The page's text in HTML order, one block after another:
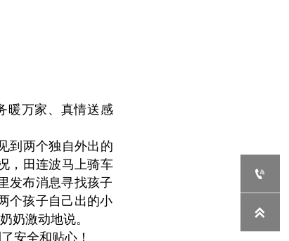
暖万家、真情送感
到两个独自外出的
，田连波马上骑车
发布消息寻找孩子
个孩子自己出的小
奶激动地说。
安全和贴心！

